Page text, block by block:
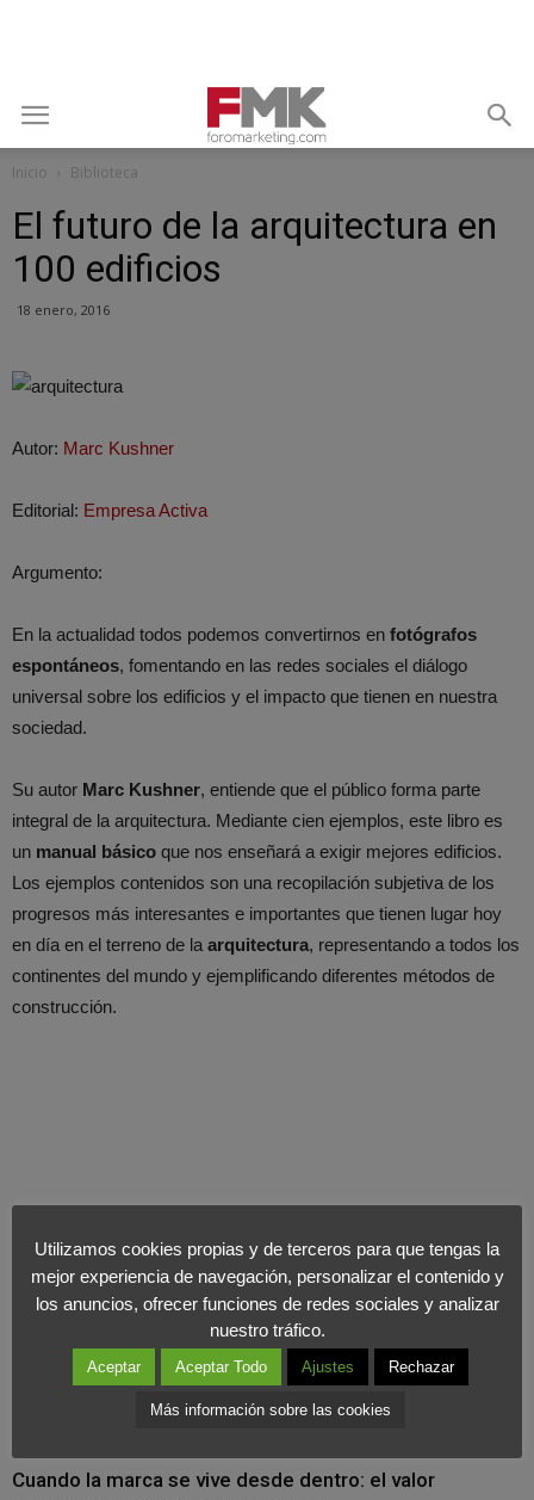
Inicio Biblioteca
El futuro de la arquitectura en
100 edificios
18 enero, 2016
Autor: Marc Kushner
Editorial: Empresa Activa
Argumento:
En la actualidad todos podemos convertirnos en fotógrafos
espontáneos, fomentando en las redes sociales el diálogo
universal sobre los edificios y el impacto que tienen en nuestra
sociedad.
Su autor Marc Kushner, entiende que el público forma parte
integral de la arquitectura. Mediante cien ejemplos, este libro es
un manual básico que nos enseñará a exigir mejores edificios.
Los ejemplos contenidos son una recopilación subjetiva de los
progresos más interesantes e importantes que tienen lugar hoy
en día en el terreno de la arquitectura, representando a todos los
continentes del mundo y ejemplificando diferentes métodos de
construcción.
Últimas Noticias
Cuando la marca se vive desde dentro: el valor
Utilizamos cookies propias y de terceros para que tengas la
mejor experiencia de navegación, personalizar el contenido y
los anuncios, ofrecer funciones de redes sociales y analizar
nuestro tráfico.
Aceptar Aceptar Todo Ajustes Rechazar
Más información sobre las cookies